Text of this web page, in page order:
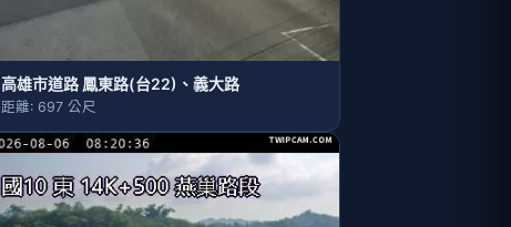
高雄市道路 鳳東路(台22)、義大路
距離: 697 公尺